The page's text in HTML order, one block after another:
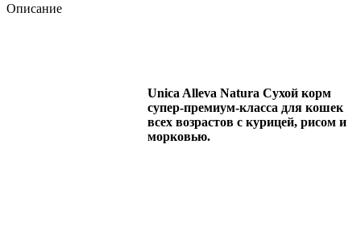
Описание
Unica Alleva Natura Сухой корм
супер-премиум-класса для кошек
всех возрастов с курицей, рисом и
морковью.